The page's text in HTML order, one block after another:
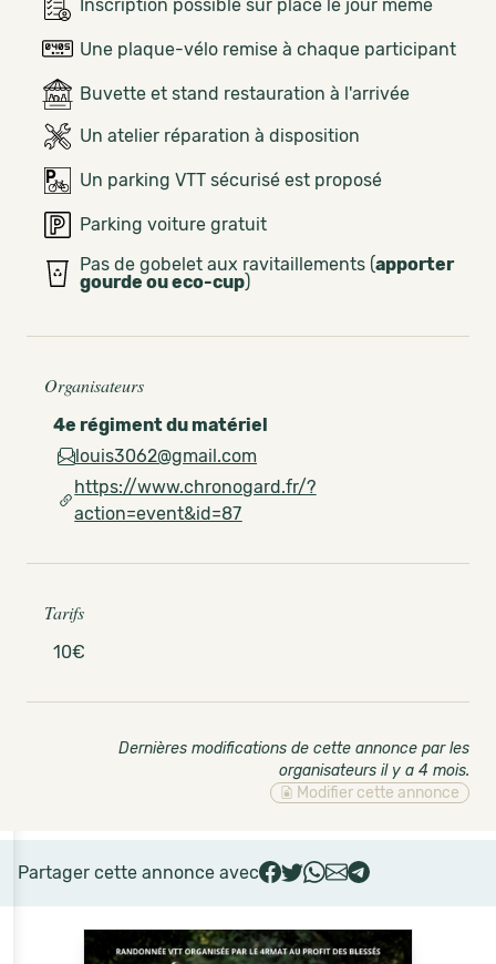
Inscription possible sur place le jour même
Une plaque-vélo remise à chaque participant
Buvette et stand restauration à l'arrivée
Un atelier réparation à disposition
Un parking VTT sécurisé est proposé
Parking voiture gratuit
Pas de gobelet aux ravitaillements (apporter
gourde ou eco-cup)
Organisateurs
4e régiment du matériel
louis3062@gmail.com
https://www.chronogard.fr/?
action=event&id=87
Tarifs
10€
Dernières modifications de cette annonce par les
organisateurs il y a 4 mois.
Modifier cette annonce
Partager cette annonce avec